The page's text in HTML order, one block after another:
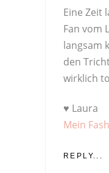
Eine Zeit
Fan vom
langsam
den
wirklich
♥ Laura
Mein
REPLY...